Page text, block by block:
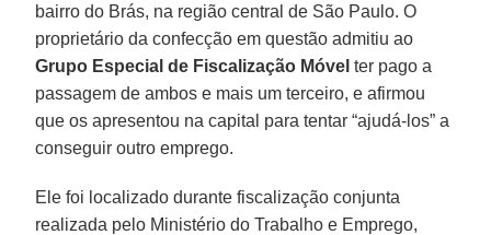
bairro do Brás, na região central de São Paulo. O
proprietário da confecção em questão admitiu ao
Grupo Especial de Fiscalização Móvel ter pago a
passagem de ambos e mais um terceiro, e afirmou
que os apresentou na capital para tentar “ajudá-los” a
conseguir outro emprego.
Ele foi localizado durante fiscalização conjunta
realizada pelo Ministério do Trabalho e Emprego,